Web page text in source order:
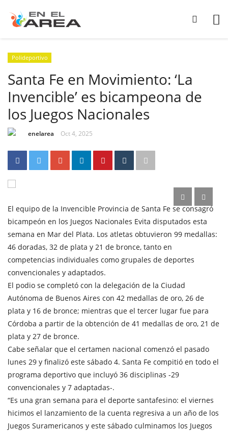
Polideportivo
Santa Fe en Movimiento: ‘La
Invencible’ es bicampeona de
los Juegos Nacionales
enelarea Oct 4, 2025
El equipo de la Invencible Provincia de Santa Fe se consagró
bicampeón en los Juegos Nacionales Evita disputados esta
semana en Mar del Plata. Los atletas obtuvieron 99 medallas:
46 doradas, 32 de plata y 21 de bronce, tanto en
competencias individuales como grupales de deportes
convencionales y adaptados.
El podio se completó con la delegación de la Ciudad
Autónoma de Buenos Aires con 42 medallas de oro, 26 de
plata y 16 de bronce; mientras que el tercer lugar fue para
Córdoba a partir de la obtención de 41 medallas de oro, 21 de
plata y 27 de bronce.
Cabe señalar que el certamen nacional comenzó el pasado
lunes 29 y finalizó este sábado 4. Santa Fe compitió en todo el
programa deportivo que incluyó 36 disciplinas -29
convencionales y 7 adaptadas-.
“Es una gran semana para el deporte santafesino: el viernes
hicimos el lanzamiento de la cuenta regresiva a un año de los
Juegos Suramericanos y este sábado culminamos los Juegos